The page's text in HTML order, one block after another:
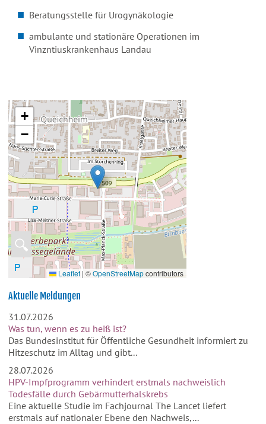
Beratungsstelle für Urogynäkologie
ambulante und stationäre Operationen im
Vinzntiuskrankenhaus Landau
🔍
+
−
Leaflet | ©OpenStreetMapcontributors
Aktuelle Meldungen
31.07.2026
Was tun, wenn es zu heiß ist?
Das Bundesinstitut für Öffentliche Gesundheit informiert zu
Hitzeschutz im Alltag und gibt...
28.07.2026
HPV-Impfprogramm verhindert erstmals nachweislich
Todesfälle durch Gebärmutterhalskrebs
Eine aktuelle Studie im Fachjournal The Lancet liefert
erstmals auf nationaler Ebene den Nachweis,...